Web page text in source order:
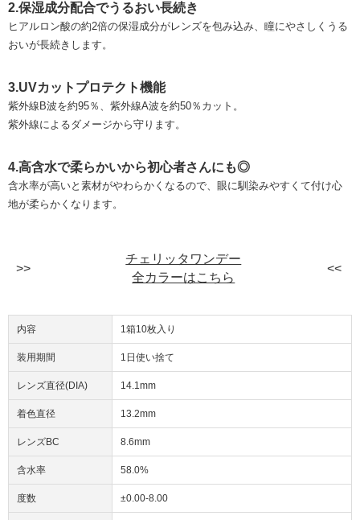
2.保湿成分配合でうるおい長続き
ヒアルロン酸の約2倍の保湿成分がレンズを包み込み、瞳にやさしくうる
おいが長続きします。
3.UVカットプロテクト機能
紫外線B波を約95％、紫外線A波を約50％カット。
紫外線によるダメージから守ります。
4.高含水で柔らかいから初心者さんにも◎
含水率が高いと素材がやわらかくなるので、眼に馴染みやすくて付け心
地が柔らかくなります。
チェリッタワンデー
全カラーはこちら
内容 1箱10枚入り
装用期間 1日使い捨て
レンズ直径(DIA) 14.1mm
着色直径 13.2mm
レンズBC 8.6mm
含水率 58.0%
度数 ±0.00-8.00